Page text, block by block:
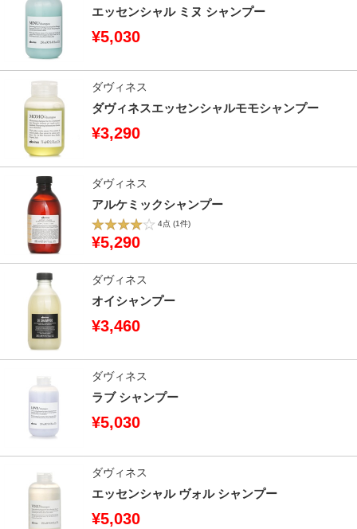
エッセンシャル ミヌ シャンプー
¥5,030
ダヴィネス
ダヴィネスエッセンシャルモモシャンプー
¥3,290
ダヴィネス
アルケミックシャンプー
4点 (1件)
¥5,290
ダヴィネス
オイシャンプー
¥3,460
ダヴィネス
ラブ シャンプー
¥5,030
ダヴィネス
エッセンシャル ヴォル シャンプー
¥5,030